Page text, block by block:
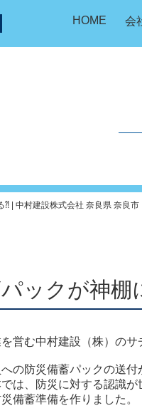
HOME 会
| 中村建設株式会社 奈良県 奈良市
ックが神棚
営む中村建設（株）のサ
の防災備蓄パックの送付
は、防災に対する認識
備蓄準備を作りました。